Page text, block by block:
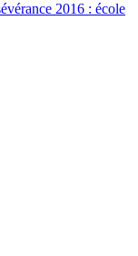
2016 : école